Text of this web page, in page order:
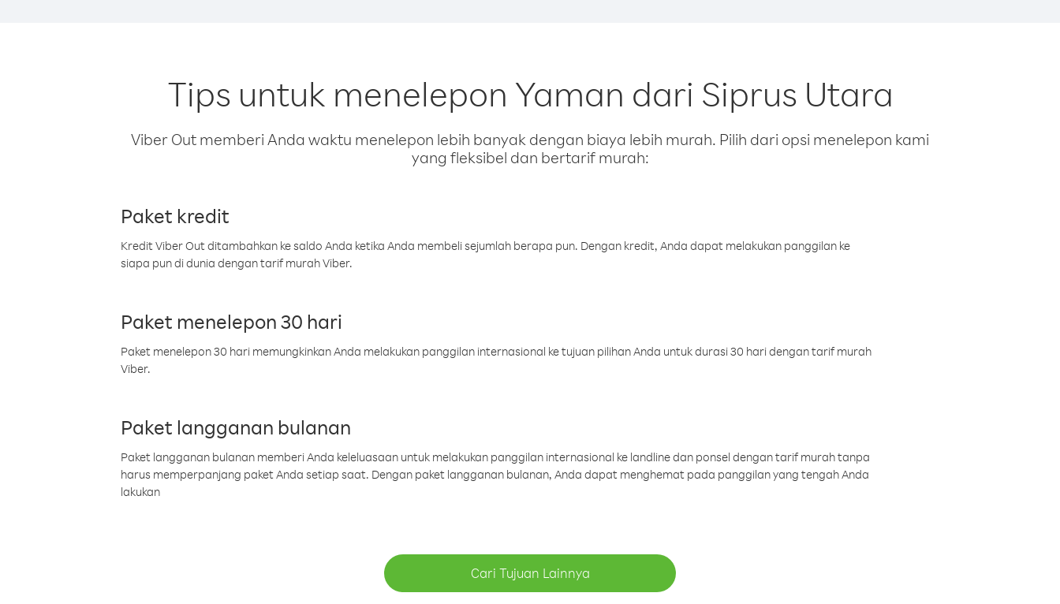
Tips untuk menelepon Yaman dari Siprus Utara
Viber Out memberi Anda waktu menelepon lebih banyak dengan biaya lebih murah. Pilih dari opsi menelepon kami
yang fleksibel dan bertarif murah:
Paket kredit
Kredit Viber Out ditambahkan ke saldo Anda ketika Anda membeli sejumlah berapa pun. Dengan kredit, Anda dapat melakukan panggilan ke
siapa pun di dunia dengan tarif murah Viber.
Paket menelepon 30 hari
Paket menelepon 30 hari memungkinkan Anda melakukan panggilan internasional ke tujuan pilihan Anda untuk durasi 30 hari dengan tarif murah
Viber.
Paket langganan bulanan
Paket langganan bulanan memberi Anda keleluasaan untuk melakukan panggilan internasional ke landline dan ponsel dengan tarif murah tanpa
harus memperpanjang paket Anda setiap saat. Dengan paket langganan bulanan, Anda dapat menghemat pada panggilan yang tengah Anda
lakukan
Cari Tujuan Lainnya